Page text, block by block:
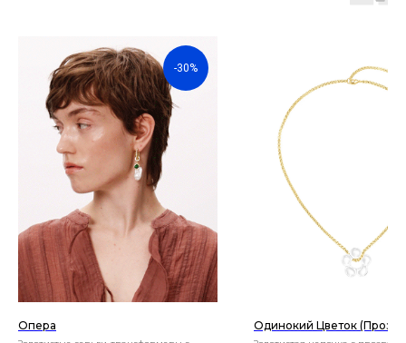
-30%
Опера Одинокий Цветок